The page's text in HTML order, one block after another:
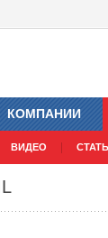
КОМПАНИИ
ВИДЕО